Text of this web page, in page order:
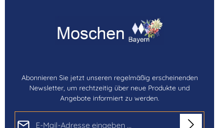
Abonnieren Sie jetzt unseren regelmäßig erscheinenden
Newsletter, um rechtzeitig über neue Produkte und
Angebote informiert zu werden.